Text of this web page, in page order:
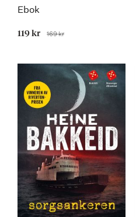
Ebok
Tilbudspris
119 kr Før
169 kr